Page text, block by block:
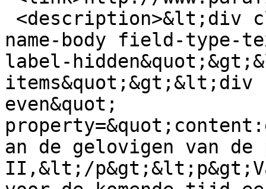
name-body field-type-
label-
items&quot;&gt;&lt;div
even&quot;
an de gelovigen van de
II,&lt;/